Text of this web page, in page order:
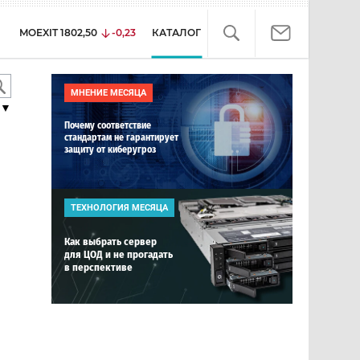
MOEXIT 1802,50 -0,23 КАТАЛОГ
МНЕНИЕ МЕСЯЦА
Почему соответствие
стандартам не гарантирует
защиту от киберугроз
ТЕХНОЛОГИЯ МЕСЯЦА
Как выбрать сервер
для ЦОД и не прогадать
в перспективе